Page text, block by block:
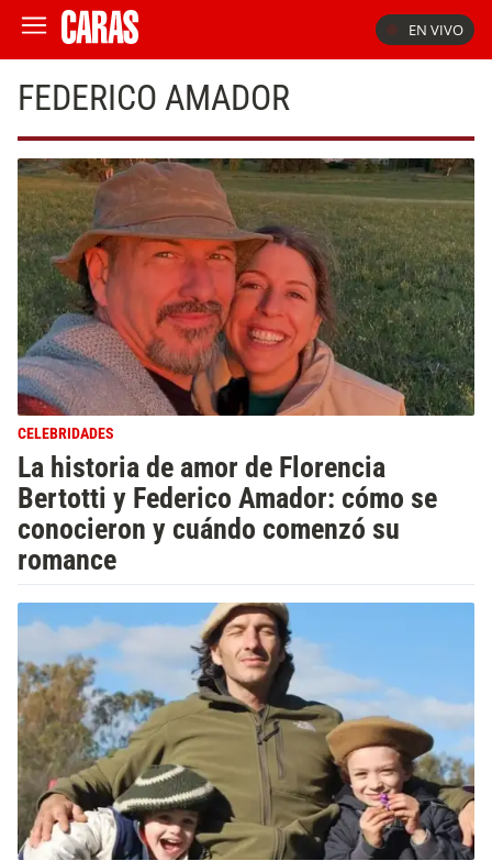
EN VIVO
FEDERICO AMADOR
CELEBRIDADES
La historia de amor de Florencia
Bertotti y Federico Amador: cómo se
conocieron y cuándo comenzó su
romance